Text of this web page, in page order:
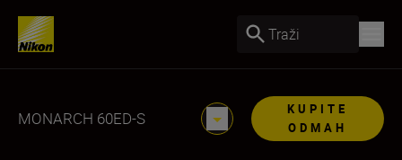
Traži
MONARCH 60ED-S
KUPITE
ODMAH